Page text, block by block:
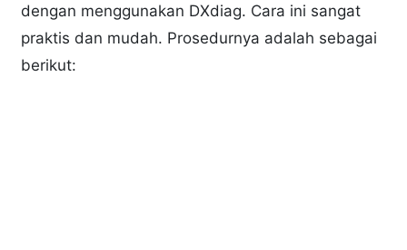
dengan menggunakan DXdiag. Cara ini sangat
praktis dan mudah. Prosedurnya adalah sebagai
berikut: